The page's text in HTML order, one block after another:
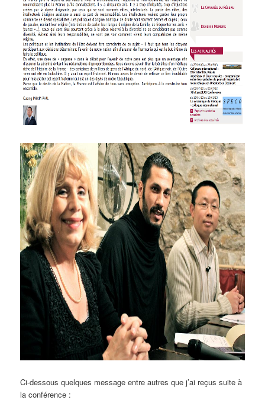
Ci-dessous quelques message entre autres que j’ai reçus suite à
la conférence :